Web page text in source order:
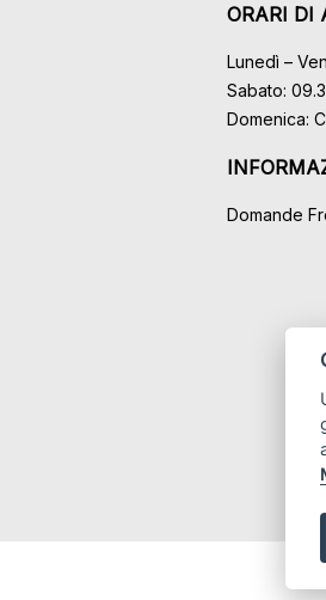
ORARI DI
Lunedì –
Sabato:
Domenica:
Domande